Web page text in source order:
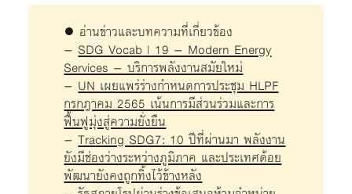
● อ่านข่าวและบทความที่เกี่ยวข้อง
– SDG Vocab | 19 – Modern Energy
Services – บริการพลังงานสมัยใหม่
– UN เผยแพร่ร่างกำหนดการประชุม HLPF
กรกฎาคม 2565 เน้นการมีส่วนร่วมและการ
ฟื้นฟูมุ่งสู่ความยั่งยืน
–Tracking SDG7: 10 ปีที่ผ่านมา พลังงาน
ยังมีช่องว่างระหว่างภูมิภาค และประเทศด้อย
พัฒนายังคงถูกทิ้งไว้ข้างหลัง